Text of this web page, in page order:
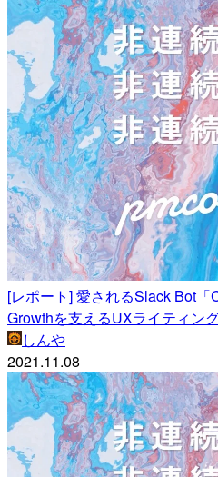
[レポート] 愛されるSlack Bot
Growthを支えるUXライティン
しんや
2021.11.08